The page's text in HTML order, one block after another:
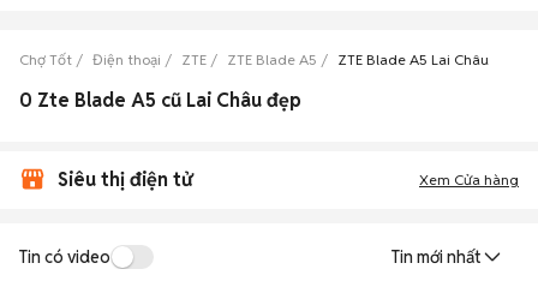
Chợ Tốt Điện thoại ZTE ZTE Blade A5 ZTE Blade A5 Lai Châu
0 Zte Blade A5 cũ Lai Châu đẹp
Siêu thị điện tử Xem Cửa hàng
Tin có video Tin mới nhất